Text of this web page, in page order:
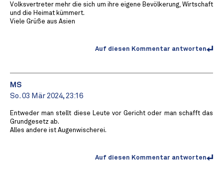
Volksvertreter mehr die sich um ihre eigene Bevölkerung, Wirtschaft
und die Heimat kümmert.
Viele Grüße aus Asien ️
Auf diesen Kommentar antworten
MS
So. 03 Mär 2024, 23:16
Entweder man stellt diese Leute vor Gericht oder man schafft das
Grundgesetz ab.
Alles andere ist Augenwischerei.
Auf diesen Kommentar antworten